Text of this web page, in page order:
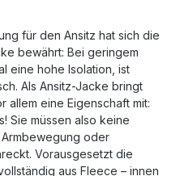
für den Ansitz hat sich die
bewährt: Bei geringem
eine hohe Isolation, ist
Als Ansitz-Jacke bringt
eine Eigenschaft mit:
Sie müssen also keine
oder
Vorausgesetzt die
aus Fleece – innen